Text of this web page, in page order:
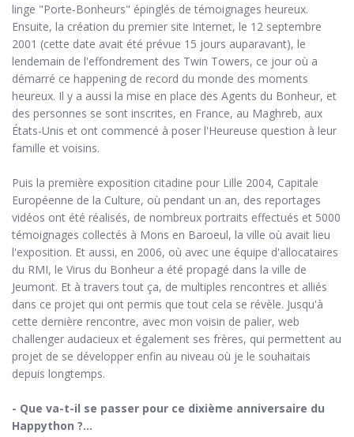
linge "Porte-Bonheurs" épinglés de témoignages heureux.
Ensuite, la création du premier site Internet, le 12 septembre
2001 (cette date avait été prévue 15 jours auparavant), le
lendemain de l'effondrement des Twin Towers, ce jour où a
démarré ce happening de record du monde des moments
heureux. Il y a aussi la mise en place des Agents du Bonheur, et
des personnes se sont inscrites, en France, au Maghreb, aux
États-Unis et ont commencé à poser l'Heureuse question à leur
famille et voisins.
Puis la première exposition citadine pour Lille 2004, Capitale
Européenne de la Culture, où pendant un an, des reportages
vidéos ont été réalisés, de nombreux portraits effectués et 5000
témoignages collectés à Mons en Baroeul, la ville où avait lieu
l'exposition. Et aussi, en 2006, où avec une équipe d'allocataires
du RMI, le Virus du Bonheur a été propagé dans la ville de
Jeumont. Et à travers tout ça, de multiples rencontres et alliés
dans ce projet qui ont permis que tout cela se révèle. Jusqu'à
cette dernière rencontre, avec mon voisin de palier, web
challenger audacieux et également ses frères, qui permettent au
projet de se développer enfin au niveau où je le souhaitais
depuis longtemps.
- Que va-t-il se passer pour ce dixième anniversaire du
Happython ?...